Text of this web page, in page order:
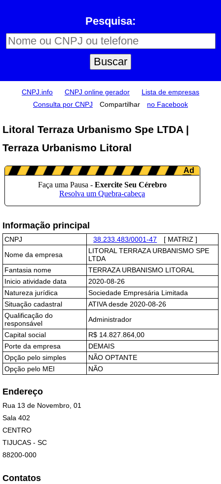
Pesquisa:
CNPJ.info CNPJ online gerador
Lista de empresas
Consulta por CNPJ
Compartilhar no Facebook
Litoral Terraza Urbanismo Spe LTDA |
Terraza Urbanismo Litoral
Informação principal
CNPJ 38.233.483/0001-47
[ MATRIZ ]
Nome da empresa
LITORAL TERRAZA URBANISMO SPE
LTDA
Fantasia nome
TERRAZA URBANISMO LITORAL
Inicio atividade data
2020-08-26
Natureza jurídica
Sociedade Empresária Limitada
Situação cadastral
ATIVA desde 2020-08-26
Qualificação do
responsável
Administrador
Capital social
R$ 14.827.864,00
Porte da empresa
DEMAIS
Opção pelo simples
NÃO OPTANTE
Opção pelo MEI
NÃO
Endereço
Rua 13 de Novembro, 01
Sala 402
CENTRO
TIJUCAS - SC
88200-000
Contatos